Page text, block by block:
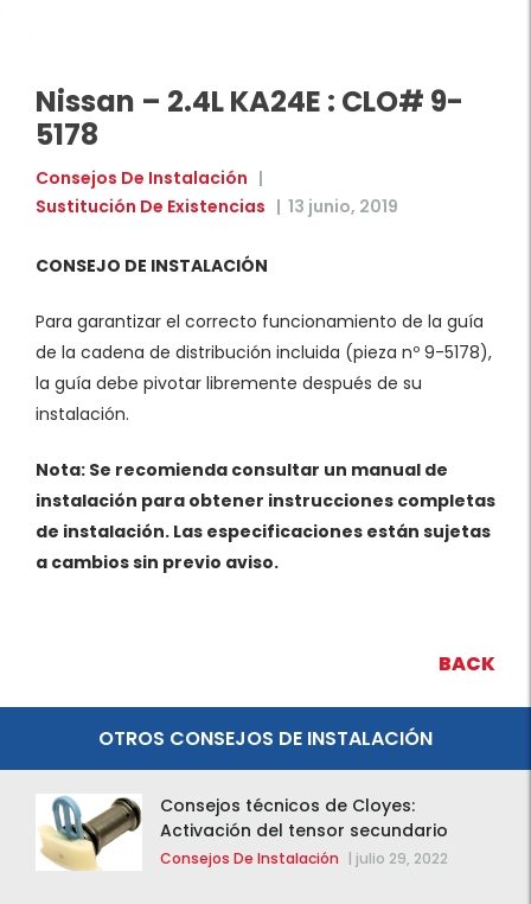
Nissan – 2.4L KA24E : CLO# 9-
5178
Consejos De Instalación |
Sustitución De Existencias | 13 junio, 2019
CONSEJO DE INSTALACIÓN
Para garantizar el correcto funcionamiento de la guía
de la cadena de distribución incluida (pieza nº 9-5178),
la guía debe pivotar libremente después de su
instalación.
Nota: Se recomienda consultar un manual de
instalación para obtener instrucciones completas
de instalación. Las especificaciones están sujetas
a cambios sin previo aviso.
BACK
OTROS CONSEJOS DE INSTALACIÓN
Consejos técnicos de Cloyes:
Activación del tensor secundario
Consejos De Instalación | julio 29, 2022